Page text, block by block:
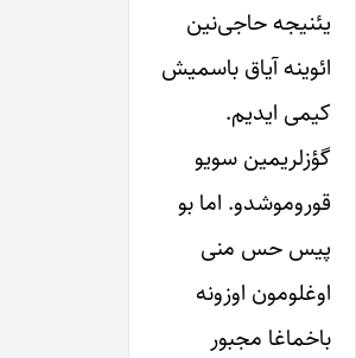
یئنیجه حاجی‌نین
ائوینه آیاق باسمیش
کیمی ایدیم.
گؤزلریمین سویو
قوروموشدو. اما بو
پیس حس منی
اوغلومون اوزونه
باخماغا مجبور